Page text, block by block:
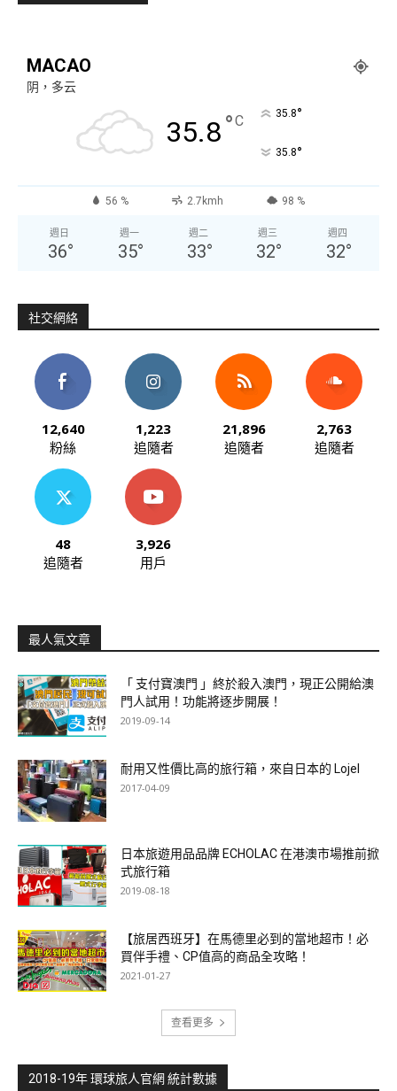
MACAO
阴，多云
35.8°C 35.8°
35.8°
56 % 2.7kmh 98 %
週日
36°
週一
35°
週二
33°
週三
32°
週四
32°
社交網絡
12,640
粉絲
1,223
追隨者
21,896
追隨者
2,763
追隨者
48
追隨者
3,926
用戶
最人氣文章
「 支付寶澳門 」終於殺入澳門，現正公開給澳
門人試用！功能將逐步開展！
2019-09-14
耐用又性價比高的旅行箱，來自日本的 Lojel
2017-04-09
日本旅遊用品品牌 ECHOLAC 在港澳市場推前掀
式旅行箱
2019-08-18
【旅居西班牙】在馬德里必到的當地超市！必
買伴手禮、CP值高的商品全攻略！
2021-01-27
查看更多
2018-19年 環球旅人官網 統計數據